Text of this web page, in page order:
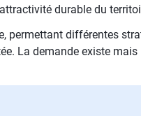
durable du
permettant différentes
La demande existe mais